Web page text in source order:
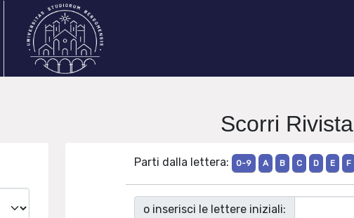
Scorri Rivista
Parti dalla lettera: 0-9 A B C D E F
o inserisci le lettere iniziali: